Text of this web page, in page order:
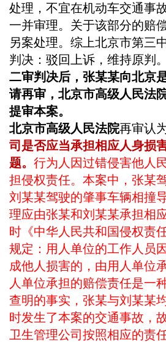
处理，不宜在机动车交通事
一并审理。关于该部分的赔
另案处理。综上北京市第三
判决：驳回上诉，维持原判。
二审判决后，张某某向北京
请再审，北京市高级人民法
提审本案。
北京市高级人民法院再审认
司是否应当承担相应人身损
题。 行为人因过错侵害他人
担侵权责任。本案中，张某
刘某某驾驶的肇事车辆相撞
理应由张某和刘某某承担相
时《中华人民共和国侵权责
规定：用人单位的工作人员
成他人损害的，由用人单位
人单位承担的赔偿责任是一
查明的事实，张某与刘某某
时发生了本案的交通事故，
卫生管理公司按照相应的责